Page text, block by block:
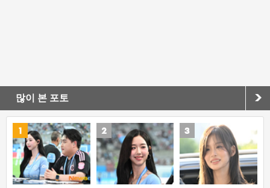
많이 본 포토